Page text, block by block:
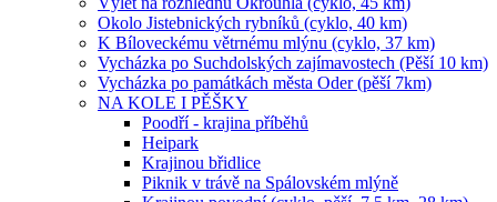
Okolo Jistebnických rybníků (cyklo, 40 km)
K Bíloveckému větrnému mlýnu (cyklo, 37 km)
Vycházka po Suchdolských zajímavostech (Pěší 10 km)
Vycházka po památkách města Oder (pěší 7km)
NA KOLE I PĚŠKY
Poodří - krajina příběhů
Heipark
Krajinou břidlice
Piknik v trávě na Spálovském mlýně